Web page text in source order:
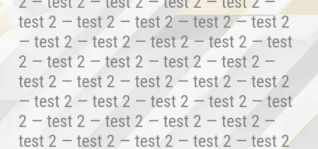
test 2 — test 2 — test 2 — test 2 — test 2
— test 2 — test 2 — test 2 — test 2 — test
2 — test 2 — test 2 — test 2 — test 2 —
test 2 — test 2 — test 2 — test 2 — test 2
— test 2 — test 2 — test 2 — test 2 — test
2 — test 2 — test 2 — test 2 — test 2 —
test 2 — test 2 — test 2 — test 2 — test 2